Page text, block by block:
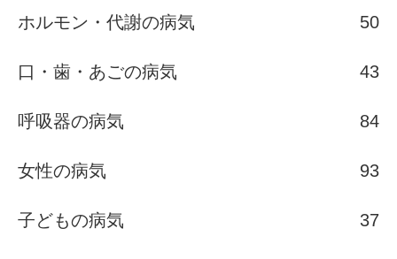
ホルモン・代謝の病気 50
口・歯・あごの病気 43
呼吸器の病気 84
女性の病気 93
子どもの病気 37